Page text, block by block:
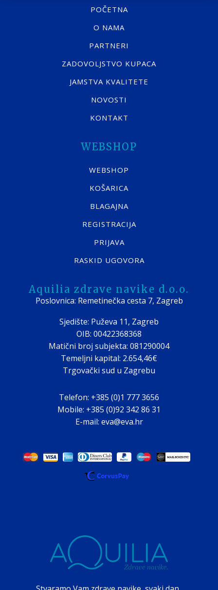
POČETNA
O NAMA
PARTNERI
ZADOVOLJSTVO KUPACA
JAMSTVA KVALITETE
NOVOSTI
KONTAKT
WEBSHOP
WEBSHOP
KOŠARICA
BLAGAJNA
REGISTRACIJA
PRIJAVA
RASKID UGOVORA
Aquilia zdrave navike d.o.o.
Poslovnica: Remetinečka cesta 7, Zagreb
Sjedište: Puževa 11, Zagreb
OIB: 00422368368
Matični broj subjekta: 081290004
Temeljni kapital: 2.654,46€
Trgovački sud u Zagrebu
Telefon: +385 (0)1 777 3656
Mobile: +385 (0)92 342 86 31
E-mail: eva@eva.hr